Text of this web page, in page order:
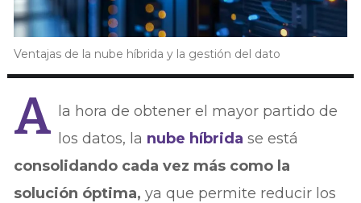
Ventajas de la nube híbrida y la gestión del dato
A la hora de obtener el mayor partido de
los datos, la nube híbrida se está
consolidando cada vez más como la
solución óptima, ya que permite reducir los